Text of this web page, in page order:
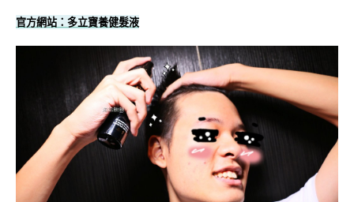
官方網站： 多立寶養健髮液